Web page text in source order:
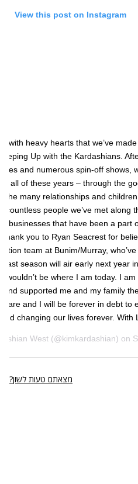
View this post on Instagram
with heavy hearts that we’ve
Up with the Kardashians.
and numerous spin-off shows,
all of these years – through the
the many relationships and
countless people we’ve met along
businesses that have been a part
thank you to Ryan Seacrest for
team at Bunim/Murray,
last season will air early next year
wouldn’t be where I am today. I
supported me and my family
are and I will be forever in debt to
changing our lives forever. With
West(@kimkardashian) on
מצאתם טעות לשון?